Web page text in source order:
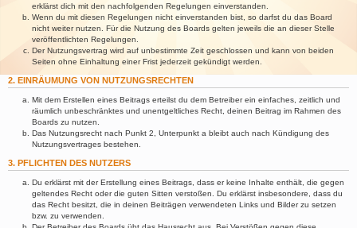
erklärst dich mit den nachfolgenden Regelungen einverstanden.
Wenn du mit diesen Regelungen nicht einverstanden bist, so darfst du das Board
nicht weiter nutzen. Für die Nutzung des Boards gelten jeweils die an dieser Stelle
veröffentlichten Regelungen.
Der Nutzungsvertrag wird auf unbestimmte Zeit geschlossen und kann von beiden
Seiten ohne Einhaltung einer Frist jederzeit gekündigt werden.
2. EINRÄUMUNG VON NUTZUNGSRECHTEN
Mit dem Erstellen eines Beitrags erteilst du dem Betreiber ein einfaches, zeitlich und
räumlich unbeschränktes und unentgeltliches Recht, deinen Beitrag im Rahmen des
Boards zu nutzen.
Das Nutzungsrecht nach Punkt 2, Unterpunkt a bleibt auch nach Kündigung des
Nutzungsvertrages bestehen.
3. PFLICHTEN DES NUTZERS
Du erklärst mit der Erstellung eines Beitrags, dass er keine Inhalte enthält, die gegen
geltendes Recht oder die guten Sitten verstoßen. Du erklärst insbesondere, dass du
das Recht besitzt, die in deinen Beiträgen verwendeten Links und Bilder zu setzen
bzw. zu verwenden.